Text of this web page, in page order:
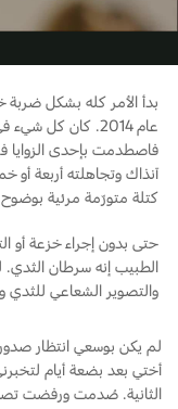
سلطنة
عمان
قطر
‫المملكة
السعودية‬
العربية
خطة الخدمات الممتدة
خدمة الفرامل
تغيير الفلاتر
الضمان والتأمين
Ford Protect لمحة عامة عن
باقة الصيانة الفائقة
باقة الخدمة
دعم المزامنة
بدأ الأمر كله بشكل ضربة
عام 2014. كان كل
فاصطدمت بإحدى الزوايا
آنذاك وتجاهلته أربعة
كتلة متورّمة مرئية
حتى بدون إجراء خزعة أو
الطبيب إنه سرطان
والتصوير الشعاعي للثدي
لم يكن بوسعي انتظار
أختي بعد بضعة أيام
الثانية. صُدمت ورفضت